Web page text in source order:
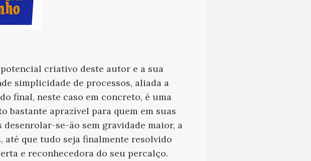
criativo deste autor e a sua
simplicidade de processos, aliada a
final, neste caso em concreto, é uma
bastante aprazível para quem em suas
se-ão sem gravidade maior, a
até que tudo seja finalmente resolvido
e reconhecedora do seu percalço.